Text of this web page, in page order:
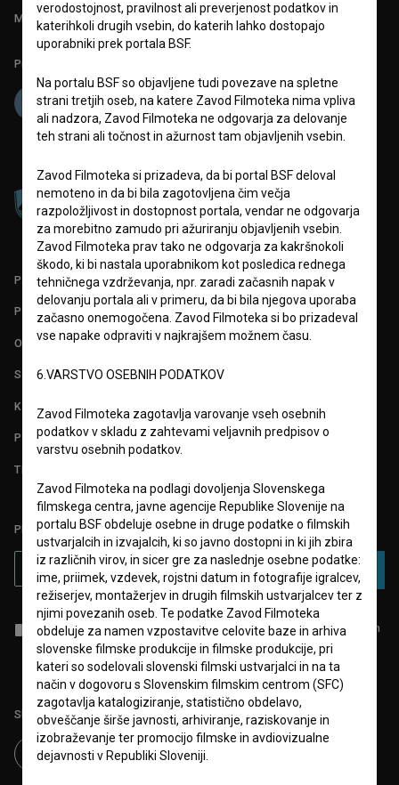
Mednarodna številka ISSN 2670-787X
Projekt sofinancira:
PARTNERJI
POGOJI UPORABE
O PROJEKTU
STATISTIKA
KONTAKT
POGOSTA VPRAŠANJA
TEST FUNKCIONALNOSTI
PRIJAVITE SE NA BSF NOVIČNIK:
PRIJAVA
Sprejemamsplošne pogojein dajemsoglasje za zbiranje, hrambo in
obdelavo osebnih podatkov.
Sledite nam na:
verodostojnost, pravilnost ali preverjenost podatkov in
katerihkoli drugih vsebin, do katerih lahko dostopajo
uporabniki prek portala BSF.
Na portalu BSF so objavljene tudi povezave na spletne
strani tretjih oseb, na katere Zavod Filmoteka nima vpliva
ali nadzora, Zavod Filmoteka ne odgovarja za delovanje
teh strani ali točnost in ažurnost tam objavljenih vsebin.
Zavod Filmoteka si prizadeva, da bi portal BSF deloval
nemoteno in da bi bila zagotovljena čim večja
razpoložljivost in dostopnost portala, vendar ne odgovarja
za morebitno zamudo pri ažuriranju objavljenih vsebin.
Zavod Filmoteka prav tako ne odgovarja za kakršnokoli
škodo, ki bi nastala uporabnikom kot posledica rednega
tehničnega vzdrževanja, npr. zaradi začasnih napak v
delovanju portala ali v primeru, da bi bila njegova uporaba
začasno onemogočena. Zavod Filmoteka si bo prizadeval
vse napake odpraviti v najkrajšem možnem času.
6.VARSTVO OSEBNIH PODATKOV
Zavod Filmoteka zagotavlja varovanje vseh osebnih
podatkov v skladu z zahtevami veljavnih predpisov o
varstvu osebnih podatkov.
Zavod Filmoteka na podlagi dovoljenja Slovenskega
filmskega centra, javne agencije Republike Slovenije na
portalu BSF obdeluje osebne in druge podatke o filmskih
ustvarjalcih in izvajalcih, ki so javno dostopni in ki jih zbira
iz različnih virov, in sicer gre za naslednje osebne podatke:
ime, priimek, vzdevek, rojstni datum in fotografije igralcev,
režiserjev, montažerjev in drugih filmskih ustvarjalcev ter z
njimi povezanih oseb. Te podatke Zavod Filmoteka
obdeluje za namen vzpostavitve celovite baze in arhiva
slovenske filmske produkcije in filmske produkcije, pri
kateri so sodelovali slovenski filmski ustvarjalci in na ta
način v dogovoru s Slovenskim filmskim centrom (SFC)
zagotavlja katalogiziranje, statistično obdelavo,
obveščanje širše javnosti, arhiviranje, raziskovanje in
izobraževanje ter promocijo filmske in avdiovizualne
dejavnosti v Republiki Sloveniji.